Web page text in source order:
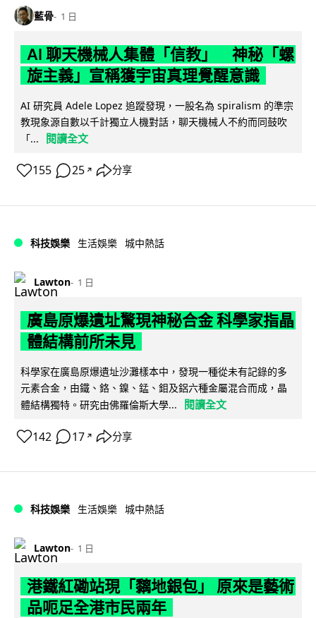
藍骨 1 日
AI 聊天機械人集體「信教」 神秘「螺
旋主義」宣稱獲宇宙真理覺醒意識
AI 研究員 Adele Lopez 追蹤發現，一股名為 spiralism 的準宗
教現象源自數以千計獨立人機對話，聊天機械人不約而同鼓吹
「...
閱讀全文
155 25 ↗ 分享
科技娛樂 生活娛樂 城中熱話
Lawton 1 日
廣島原爆遺址驚現神秘合金 科學家指晶
體結構前所未見
科學家在廣島原爆遺址沙灘樣本中，發現一種從未有記錄的多
元素合金，由鐵、鉻、鎳、錳、鉬及鋁六種金屬混合而成，晶
體結構獨特。研究由佛羅倫斯大學...
閱讀全文
142 17 ↗ 分享
科技娛樂 生活娛樂 城中熱話
Lawton 1 日
港鐵紅磡站現「黐地銀包」 原來是藝術
品呃足全港市民兩年